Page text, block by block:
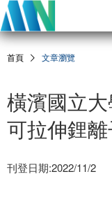
首頁 文章瀏覽
橫濱國立
可拉伸鋰
刊登日期:2022/11/2